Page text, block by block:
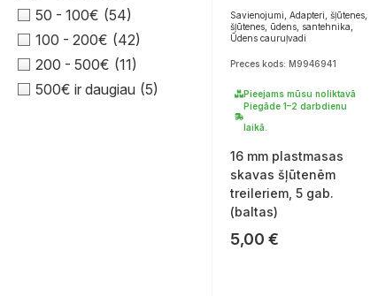
50 - 100€ (54)
100 - 200€ (42)
200 - 500€ (11)
500€ ir daugiau (5)
Savienojumi, Adapteri, šļūtenes,
šļūtenes, ūdens, santehnika,
Ūdens cauruļvadi
Preces kods: M9946941
Pieejams mūsu noliktavā
Piegāde 1–2 darbdienu
laikā.
16 mm plastmasas
skavas šļūtenēm
treileriem, 5 gab.
(baltas)
5,00 €